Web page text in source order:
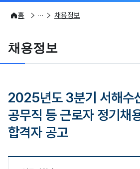
홈
알림마당
공지사항 채용정보
채용정보
2025년도 3분기 서해수
공무직 등 근로자 정기채
합격자 공고